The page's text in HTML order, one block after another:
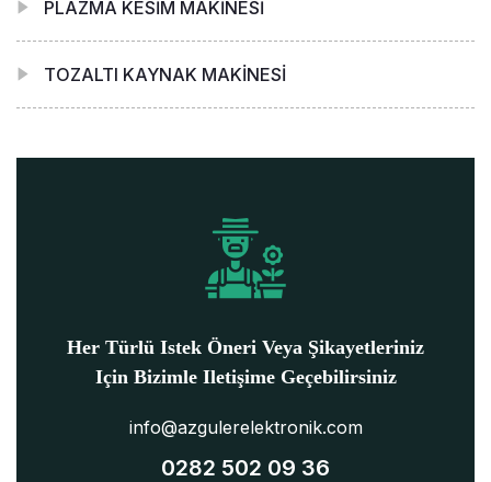
PLAZMA KESİM MAKİNESİ
TOZALTI KAYNAK MAKİNESİ
Her Türlü Istek Öneri Veya Şikayetleriniz
Için Bizimle Iletişime Geçebilirsiniz
info@azgulerelektronik.com
0282 502 09 36